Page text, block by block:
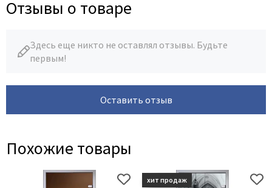
Отзывы о товаре
Здесь еще никто не оставлял отзывы. Будьте
первым!
Оставить отзыв
Похожие товары